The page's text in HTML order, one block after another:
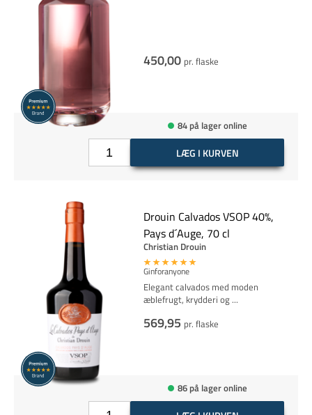
450,00 pr. flaske
84 på lager online
LÆG I KURVEN
Drouin Calvados VSOP 40%,
Pays d´Auge, 70 cl
Christian Drouin
Ginforanyone
Elegant calvados med moden
æblefrugt, krydderi og ...
569,95 pr. flaske
86 på lager online